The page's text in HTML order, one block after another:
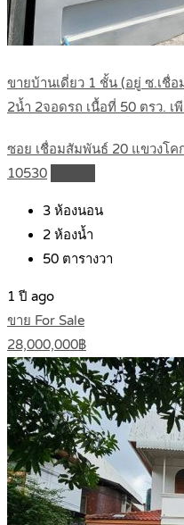
ขายบ้านเดี่ยว 1 ชั้น (อยู่ ซ.เชื่
2น้ำ 2จอดรถ เนื้อที่ 50 ตรว.
ซอย เชื่อมสัมพันธ์ 20 แขวงโค
10530
3 ห้องนอน
2 ห้องน้ำ
50 ตารางวา
1 ปี ago
ขาย For Sale
28,000,000฿